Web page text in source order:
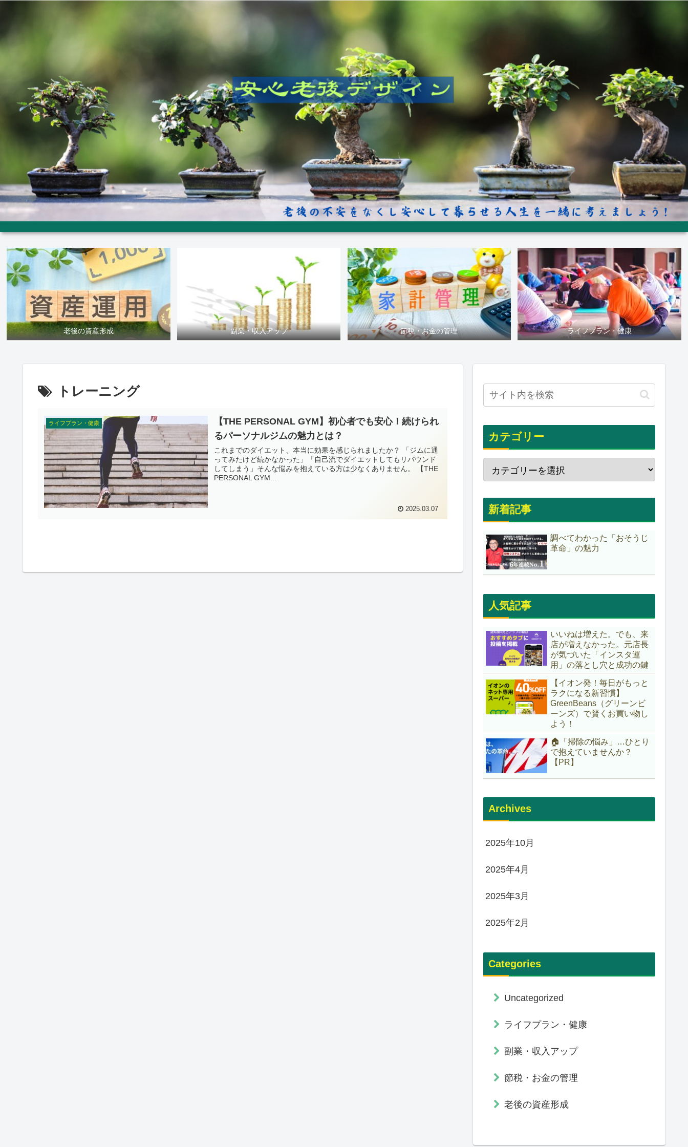
老後の資産形成 副業・収入アップ 節税・お金の管理 ライフプラン・健康
トレーニング
ライフプラン・健康
【THE PERSONAL GYM】初心者でも安心！続けられ
るパーソナルジムの魅力とは？
これまでのダイエット、本当に効果を感じられましたか？ 「ジムに通
ってみたけど続かなかった」「自己流でダイエットしてもリバウンド
してしまう」そんな悩みを抱えている方は少なくありません。 【THE
PERSONAL GYM...
2025.03.07
カテゴリー
新着記事
調べてわかった「おそうじ
革命」の魅力
人気記事
いいねは増えた。でも、来
店が増えなかった。元店長
が気づいた「インスタ運
用」の落とし穴と成功の鍵
【イオン発！毎日がもっと
ラクになる新習慣】
GreenBeans（グリーンビ
ーンズ）で賢くお買い物し
よう！
🏠「掃除の悩み」…ひとり
で抱えていませんか？
【PR】
Archives
2025年10月
2025年4月
2025年3月
2025年2月
Categories
Uncategorized
ライフプラン・健康
副業・収入アップ
節税・お金の管理
老後の資産形成